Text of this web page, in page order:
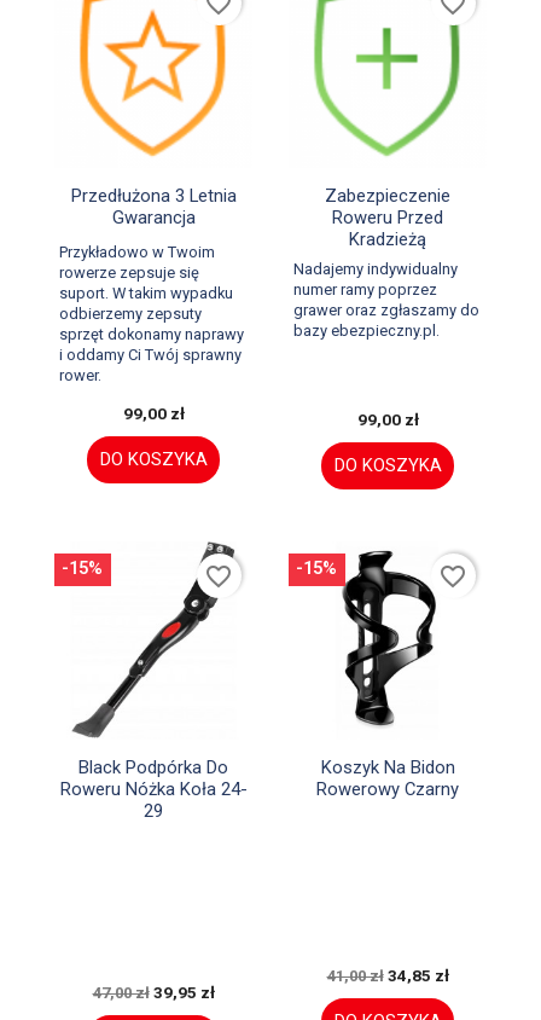
Szybki podgląd
Przedłużona 3 Letnia
Gwarancja
Przykładowo w Twoim
rowerze zepsuje się
suport. W takim wypadku
odbierzemy zepsuty
sprzęt dokonamy naprawy
i oddamy Ci Twój sprawny
rower.
99,00 zł
DO KOSZYKA
Szybki podgląd
Zabezpieczenie
Roweru Przed
Kradzieżą
Nadajemy indywidualny
numer ramy poprzez
grawer oraz zgłaszamy do
bazy ebezpieczny.pl.
99,00 zł
DO KOSZYKA
Szybki podgląd
Black Podpórka Do
Roweru Nóżka Koła 24-
29
47,00 zł 39,95 zł
-15% favorite_border
Szybki podgląd
Koszyk Na Bidon
Rowerowy Czarny
41,00 zł 34,85 zł
-15% favorite_border